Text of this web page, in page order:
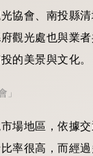
協會、南投縣
觀光處也與業
的美景與文化。
」
場地區，依據
率很高，而經